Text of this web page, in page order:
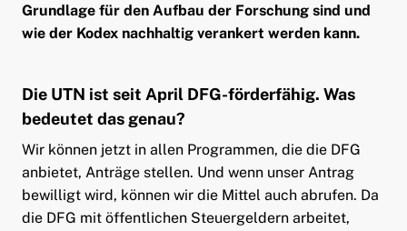
Grundlage für den Aufbau der Forschung sind und
wie der Kodex nachhaltig verankert werden kann.
Die UTN ist seit April DFG-förderfähig. Was
bedeutet das genau?
Wir können jetzt in allen Programmen, die die DFG
anbietet, Anträge stellen. Und wenn unser Antrag
bewilligt wird, können wir die Mittel auch abrufen. Da
die DFG mit öffentlichen Steuergeldern arbeitet,